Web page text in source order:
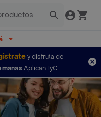
y disfruta de
Aplican TyC